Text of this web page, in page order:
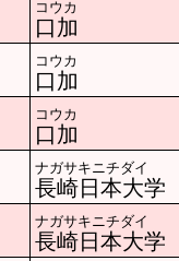
コウカ
口加
コウカ
口加
コウカ
口加
ナガサキニチダイ
長崎日本大学
ナガサキニチダイ
長崎日本大学